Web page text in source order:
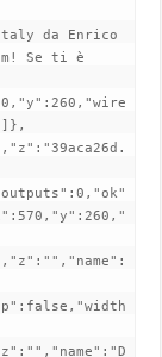
da Enrico
Se ti è